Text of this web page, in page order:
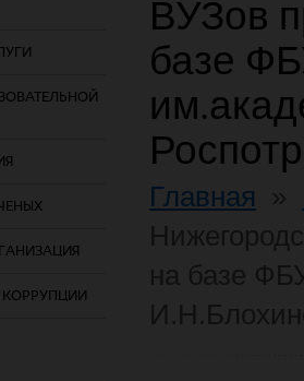
ВУЗов
базе
Главная